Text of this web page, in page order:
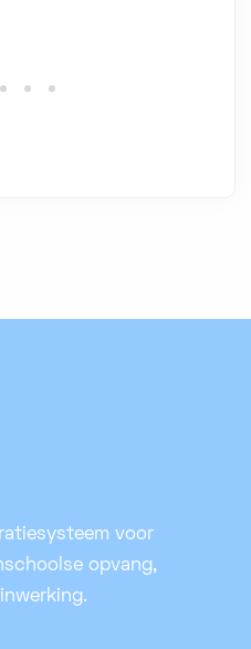
voor
opvang,